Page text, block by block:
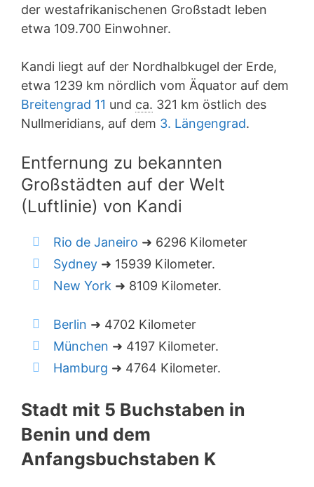
der westafrikanischenen Großstadt leben
etwa 109.700 Einwohner.
Kandi liegt auf der Nordhalbkugel der Erde,
etwa 1239 km nördlich vom Äquator auf dem
Breitengrad 11 und ca. 321 km östlich des
Nullmeridians, auf dem 3. Längengrad.
Entfernung zu bekannten
Großstädten auf der Welt
(Luftlinie) von Kandi
Rio de Janeiro ➜ 6296 Kilometer
Sydney ➜ 15939 Kilometer.
New York ➜ 8109 Kilometer.
Berlin ➜ 4702 Kilometer
München ➜ 4197 Kilometer.
Hamburg ➜ 4764 Kilometer.
Stadt mit 5 Buchstaben in
Benin und dem
Anfangsbuchstaben K